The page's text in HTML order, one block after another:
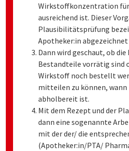
Wirkstoffkonzentration
ausreichend ist. Dieser
Plausibilitätsprüfung
Apotheker:in abgezeichnet
Dann wird geschaut, ob
Bestandteile vorrätig sind
Wirkstoff noch bestellt
mitteilen zu können,
abholbereit ist.
Mit dem Rezept und der
dann eine sogenannte
mit der der/ die
(Apotheker:in/PTA/